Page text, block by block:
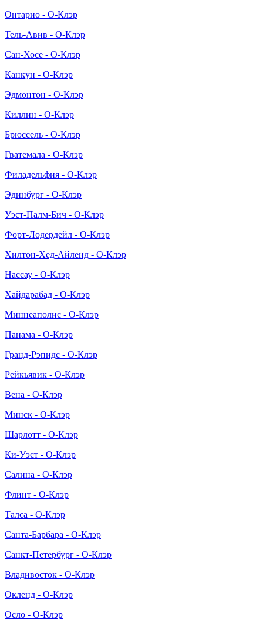
Онтарио - О-Клэр
Тель-Авив - О-Клэр
Сан-Хосе - О-Клэр
Канкун - О-Клэр
Эдмонтон - О-Клэр
Киллин - О-Клэр
Брюссель - О-Клэр
Гватемала - О-Клэр
Филадельфия - О-Клэр
Эдинбург - О-Клэр
Уэст-Палм-Бич - О-Клэр
Форт-Лодердейл - О-Клэр
Хилтон-Хед-Айленд - О-Клэр
Нассау - О-Клэр
Хайдарабад - О-Клэр
Миннеаполис - О-Клэр
Панама - О-Клэр
Гранд-Рэпидс - О-Клэр
Рейкьявик - О-Клэр
Вена - О-Клэр
Минск - О-Клэр
Шарлотт - О-Клэр
Ки-Уэст - О-Клэр
Салина - О-Клэр
Флинт - О-Клэр
Талса - О-Клэр
Санта-Барбара - О-Клэр
Санкт-Петербург - О-Клэр
Владивосток - О-Клэр
Окленд - О-Клэр
Осло - О-Клэр